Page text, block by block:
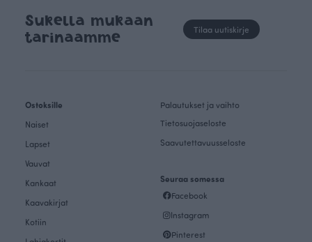
Sukella mukaan
tarinaamme
Tilaa uutiskirje
Ostoksille
Naiset
Lapset
Vauvat
Kankaat
Kaavakirjat
Kotiin
Palautukset ja vaihto
Tietosuojaseloste
Saavutettavuusseloste
Seuraa somessa
Facebook
Instagram
Pinterest